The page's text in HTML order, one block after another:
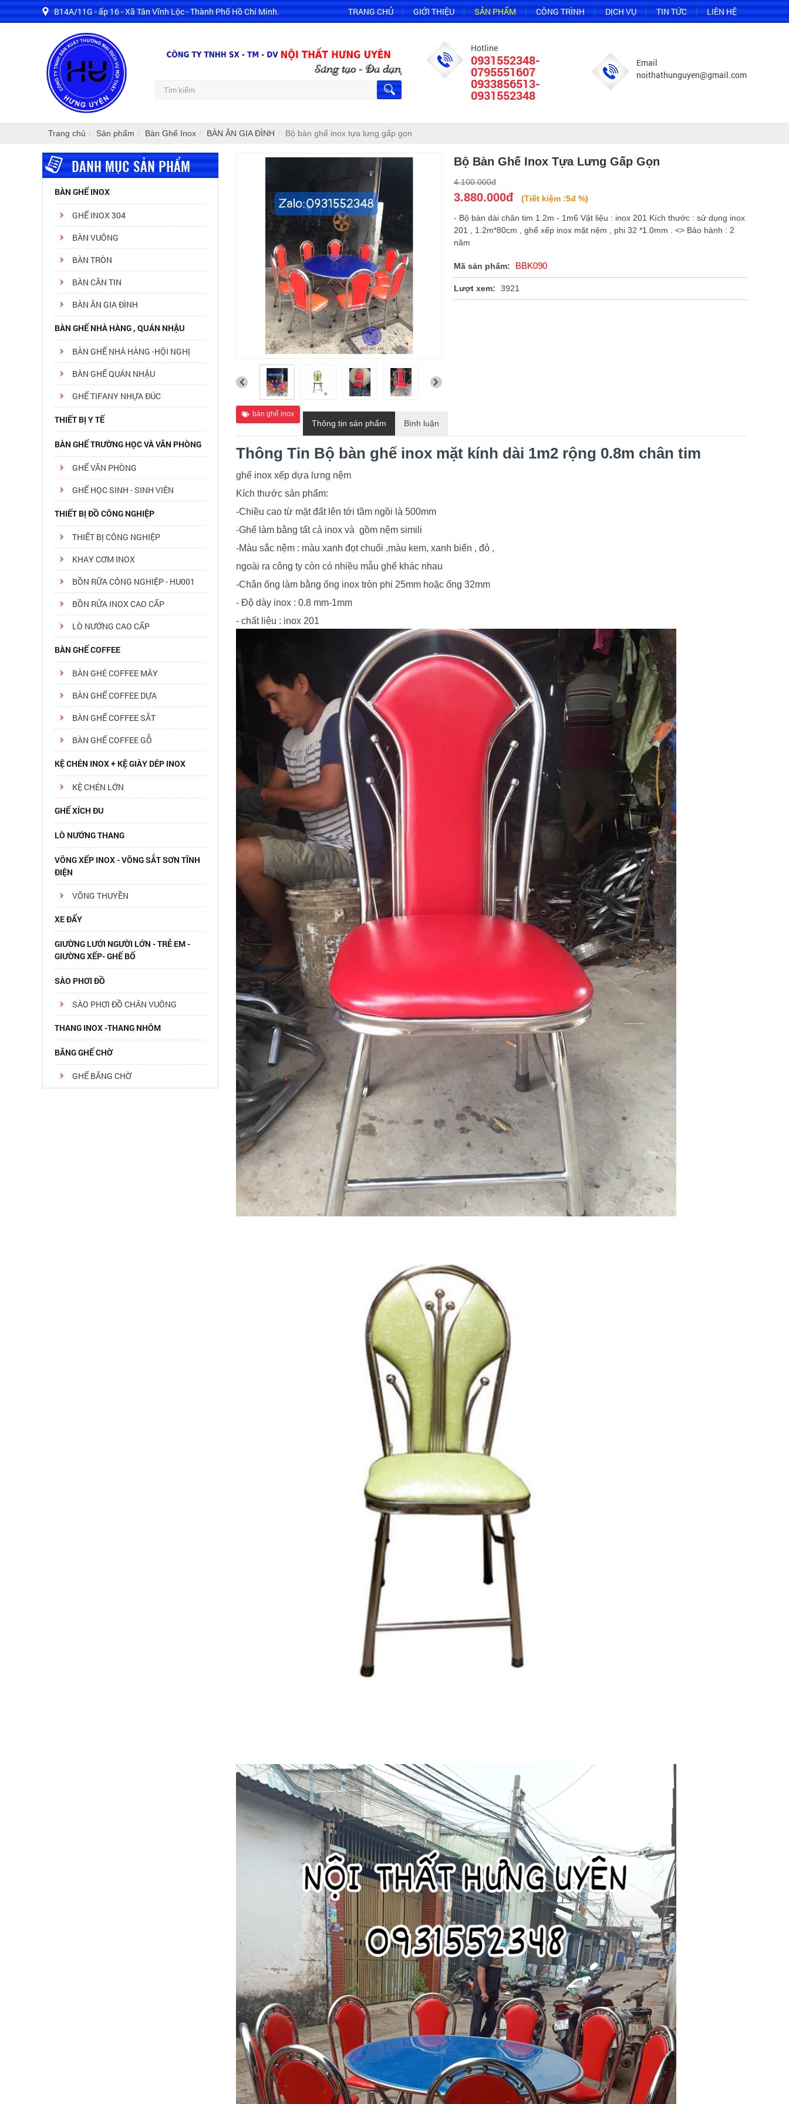
B14A/11G - ấp 16 - Xã Tân Vĩnh Lộc - Thành Phố Hồ Chí Minh. TRANG CHỦ GIỚI THIỆU SẢN PHẨM CÔNG TRÌNH DỊCH VỤ TIN TỨC LIÊN HỆ
Sáng tạo - Đa dạng mẫu mã
Hotline
0931552348-
0795551607
0933856513-
0931552348
Email
noithathunguyen@gmail.com
Trang chủ Sản phẩm Bàn Ghế Inox BÀN ĂN GIA ĐÌNH Bộ bàn ghế inox tựa lưng gấp gọn
DANH MỤC SẢN PHẨM
BÀN GHẾ INOX
GHẾ INOX 304
BÀN VUÔNG
BÀN TRÒN
BÀN CĂN TIN
BÀN ĂN GIA ĐÌNH
BÀN GHẾ NHÀ HÀNG , QUÁN NHẬU
BÀN GHẾ NHÀ HÀNG -HỘI NGHỊ
BÀN GHẾ QUÁN NHẬU
GHẾ TIFANY NHỰA ĐÚC
THIẾT BỊ Y TẾ
BÀN GHẾ TRƯỜNG HỌC VÀ VĂN PHÒNG
GHẾ VĂN PHÒNG
GHẾ HỌC SINH - SINH VIÊN
THIẾT BỊ ĐỒ CÔNG NGHIỆP
THIẾT BỊ CÔNG NGHIỆP
KHAY CƠM INOX
BỒN RỮA CÔNG NGHIỆP - HU001
BỒN RỬA INOX CAO CẤP
LÒ NƯỚNG CAO CẤP
BÀN GHẾ COFFEE
BÀN GHÉ COFFEE MÂY
BÀN GHẾ COFFEE DỰA
BÀN GHẾ COFFEE SẮT
BÀN GHẾ COFFEE GỖ
KỆ CHÉN INOX + KỆ GIÀY DÉP INOX
KỆ CHÉN LỚN
GHẾ XÍCH ĐU
LÒ NƯỚNG THANG
VÕNG XẾP INOX - VÕNG SẮT SƠN TĨNH
ĐIỆN
VÕNG THUYỀN
XE ĐẨY
GIƯỜNG LƯỚI NGƯỜI LỚN - TRẺ EM -
GIƯỜNG XẾP- GHẾ BỐ
SÀO PHƠI ĐỒ
SÀO PHƠI ĐỒ CHÂN VUÔNG
THANG INOX -THANG NHÔM
BĂNG GHẾ CHỜ
GHẾ BĂNG CHỜ
Bộ Bàn Ghế Inox Tựa Lưng Gấp Gọn
4.100.000đ
3.880.000đ (Tiết kiệm :5đ %)
- Bộ bàn dài chân tim 1.2m - 1m6 Vật liệu : inox 201 Kích thước : sử dụng inox
201 , 1.2m*80cm , ghế xếp inox mặt nệm , phi 32 *1.0mm . <> Bảo hành : 2
năm
Mã sản phẩm: BBK090
Lượt xem: 3921
bàn ghế inox
Thông tin sản phẩm Bình luận
Thông Tin Bộ bàn ghế inox mặt kính dài 1m2 rộng 0.8m chân tim
ghế inox xếp dựa lưng nệm
Kích thước sản phẩm:
-Chiều cao từ mặt đất lên tới tầm ngồi là 500mm
-Ghế làm bằng tất cả inox và gồm nệm simili
-Màu sắc nệm : màu xanh đọt chuối ,màu kem, xanh biển , đỏ ,
ngoài ra công ty còn có nhiều mẫu ghế khác nhau
-Chân ống làm bằng ống inox tròn phi 25mm hoặc ống 32mm
- Độ dày inox : 0.8 mm-1mm
- chất liệu : inox 201